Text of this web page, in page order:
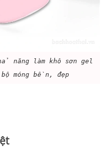
năng làm khô sơn gel
móng bền, đẹp